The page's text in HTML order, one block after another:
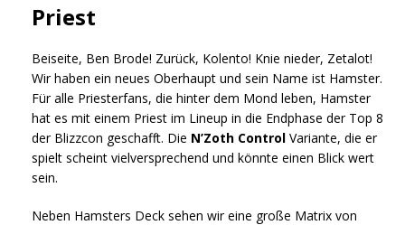
Priest
Beiseite, Ben Brode! Zurück, Kolento! Knie nieder, Zetalot!
Wir haben ein neues Oberhaupt und sein Name ist Hamster.
Für alle Priesterfans, die hinter dem Mond leben, Hamster
hat es mit einem Priest im Lineup in die Endphase der Top 8
der Blizzcon geschafft. Die N’Zoth Control Variante, die er
spielt scheint vielversprechend und könnte einen Blick wert
sein.
Neben Hamsters Deck sehen wir eine große Matrix von